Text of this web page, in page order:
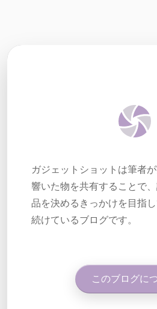
ガジェットショットは筆者
響いた物を共有することで
品を決めるきっかけを目指
続けているブログです。
このブログに